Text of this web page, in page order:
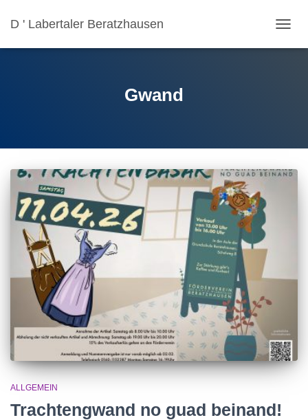
D ' Labertaler Beratzhausen
Gwand
ALLGEMEIN
Trachtengwand no guad beinand!